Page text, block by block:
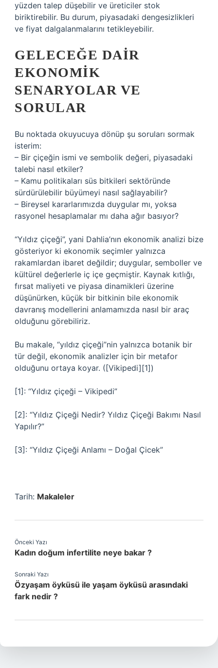
yüzden talep düşebilir ve üreticiler stok
biriktirebilir. Bu durum, piyasadaki dengesizlikleri
ve fiyat dalgalanmalarını tetikleyebilir.
GELECEĞE DAIR
EKONOMIK
SENARYOLAR VE
SORULAR
Bu noktada okuyucuya dönüp şu soruları sormak
isterim:
– Bir çiçeğin ismi ve sembolik değeri, piyasadaki
talebi nasıl etkiler?
– Kamu politikaları süs bitkileri sektöründe
sürdürülebilir büyümeyi nasıl sağlayabilir?
– Bireysel kararlarımızda duygular mı, yoksa
rasyonel hesaplamalar mı daha ağır basıyor?
“Yıldız çiçeği”, yani Dahlia’nın ekonomik analizi bize
gösteriyor ki ekonomik seçimler yalnızca
rakamlardan ibaret değildir; duygular, semboller ve
kültürel değerlerle iç içe geçmiştir. Kaynak kıtlığı,
fırsat maliyeti ve piyasa dinamikleri üzerine
düşünürken, küçük bir bitkinin bile ekonomik
davranış modellerini anlamamızda nasıl bir araç
olduğunu görebiliriz.
Bu makale, “yıldız çiçeği”nin yalnızca botanik bir
tür değil, ekonomik analizler için bir metafor
olduğunu ortaya koyar. ([Vikipedi][1])
[1]: “Yıldız çiçeği – Vikipedi”
[2]: “Yıldız Çiçeği Nedir? Yıldız Çiçeği Bakımı Nasıl
Yapılır?”
[3]: “Yıldız Çiçeği Anlamı – Doğal Çicek”
Tarih: Makaleler
Önceki Yazı
Kadın doğum infertilite neye bakar ?
Sonraki Yazı
Özyaşam öyküsü ile yaşam öyküsü arasındaki
fark nedir ?